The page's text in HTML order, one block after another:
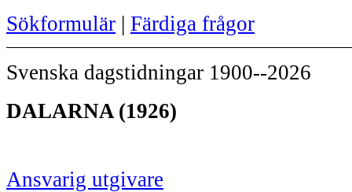
Sökformulär | Färdiga frågor
Svenska dagstidningar 1900--2026
DALARNA (1926)
Ansvarig utgivare